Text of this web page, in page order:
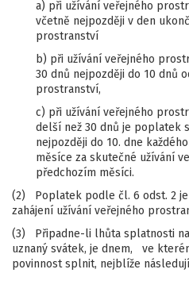
a) při užívání veřejného
včetně nejpozději v den
prostranství
b) při užívání veřejného
30 dnů nejpozději do 10 dnů
prostranství,
c) při užívání veřejného
delší než 30 dnů je poplatek
nejpozději do 10. dne
měsíce za skutečné užívání
předchozím měsíci.
(2) Poplatek podle čl. 6 odst. 2
zahájení užívání veřejného
(3) Připadne-li lhůta splatnosti
uznaný svátek, je dnem, ve
povinnost splnit, nejblíže